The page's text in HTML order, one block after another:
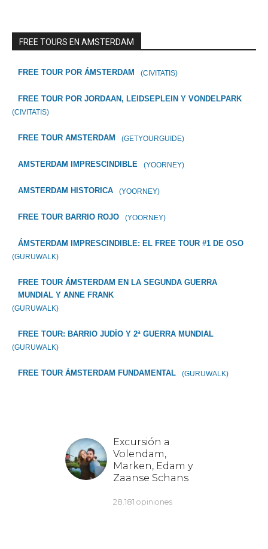
FREE TOURS EN AMSTERDAM
FREE TOUR POR ÁMSTERDAM (CIVITATIS)
FREE TOUR POR JORDAAN, LEIDSEPLEIN Y VONDELPARK
(CIVITATIS)
FREE TOUR AMSTERDAM (GETYOURGUIDE)
AMSTERDAM IMPRESCINDIBLE (YOORNEY)
AMSTERDAM HISTORICA (YOORNEY)
FREE TOUR BARRIO ROJO (YOORNEY)
ÁMSTERDAM IMPRESCINDIBLE: EL FREE TOUR #1 DE OSO
(GURUWALK)
FREE TOUR ÁMSTERDAM EN LA SEGUNDA GUERRA
MUNDIAL Y ANNE FRANK
(GURUWALK)
FREE TOUR: BARRIO JUDÍO Y 2ª GUERRA MUNDIAL
(GURUWALK)
FREE TOUR ÁMSTERDAM FUNDAMENTAL (GURUWALK)